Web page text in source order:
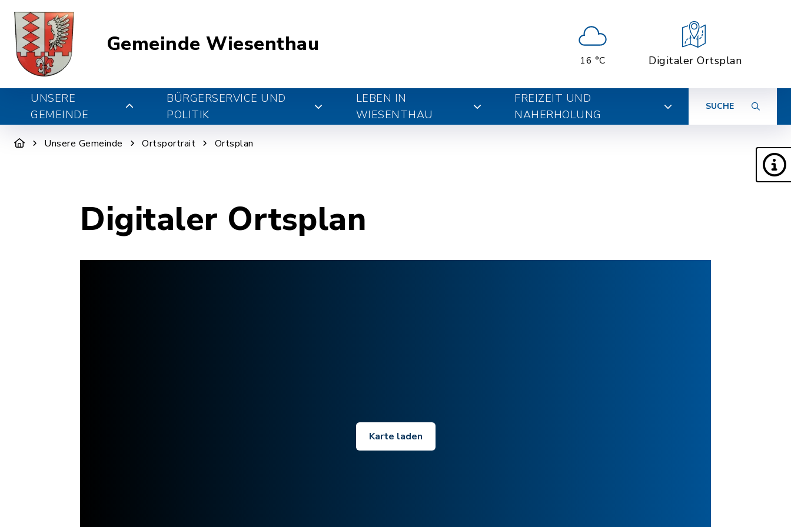
Gemeinde Wiesenthau
16 °C Digitaler Ortsplan
UNSERE
GEMEINDE
BÜRGERSERVICE UND
POLITIK
LEBEN IN
WIESENTHAU
FREIZEIT UND
NAHERHOLUNG
SUCHE
Unsere Gemeinde Ortsportrait Ortsplan
Digitaler Ortsplan
Karte laden